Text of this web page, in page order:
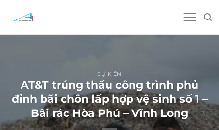
SỰ KIỆN
AT&T trúng thầu công trình phủ
đỉnh bãi chôn lấp hợp vệ sinh số 1 –
Bãi rác Hòa Phú – Vĩnh Long